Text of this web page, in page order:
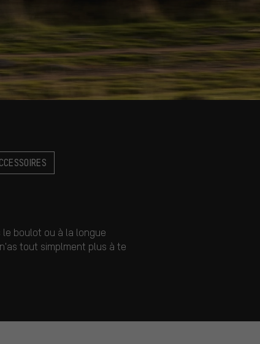
boulot ou à la longue
tout simplment plus à te